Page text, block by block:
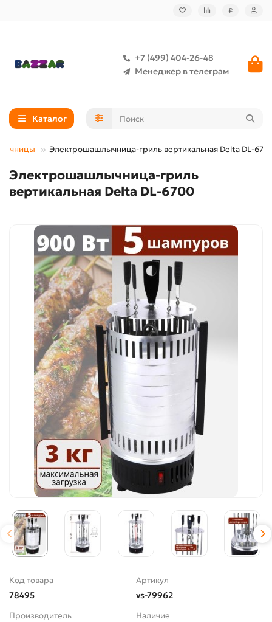
₽
+7 (499) 404-26-48
Менеджер в телеграм
Каталог
Электрошашлычница-гриль вертикальная Delta DL-
Электрошашлычница-гриль
вертикальная Delta DL-6700
Код товара
78495
Артикул
vs-79962
Производитель Наличие